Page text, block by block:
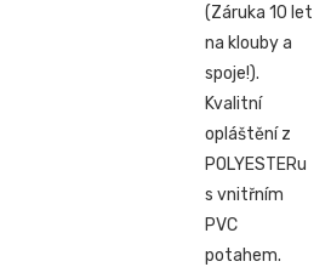
(Záruka 10 let
na klouby a
spoje!).
Kvalitní
opláštění z
POLYESTERu
s vnitřním
PVC
potahem.